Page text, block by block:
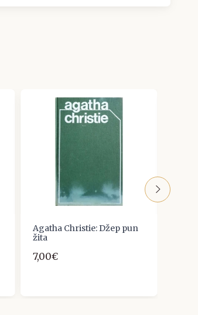
Agatha Christie: Džep pun
žita
7,00€